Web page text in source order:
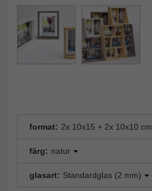
format: 2x 10x15 + 2x 10x10 cm
färg: natur
glasart: Standardglas (2 mm)